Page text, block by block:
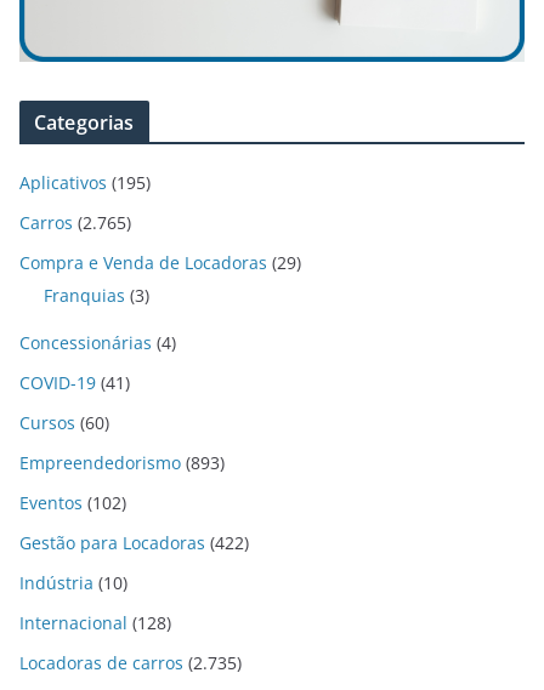
Categorias
Aplicativos (195)
Carros (2.765)
Compra e Venda de Locadoras (29)
Franquias (3)
Concessionárias (4)
COVID-19 (41)
Cursos (60)
Empreendedorismo (893)
Eventos (102)
Gestão para Locadoras (422)
Indústria (10)
Internacional (128)
Locadoras de carros (2.735)